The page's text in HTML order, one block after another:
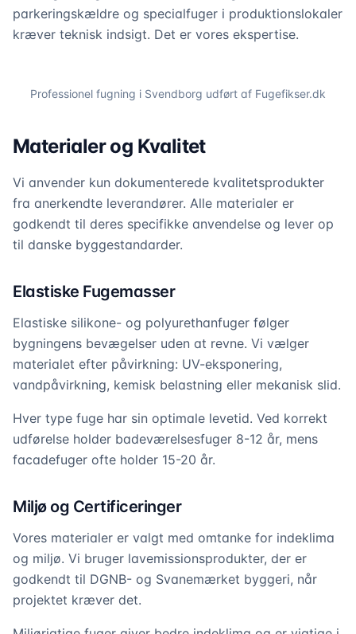
parkeringskældre og specialfuger i produktionslokaler
kræver teknisk indsigt. Det er vores ekspertise.
Professionel fugning i Svendborg udført af Fugefikser.dk
Materialer og Kvalitet
Vi anvender kun dokumenterede kvalitetsprodukter
fra anerkendte leverandører. Alle materialer er
godkendt til deres specifikke anvendelse og lever op
til danske byggestandarder.
Elastiske Fugemasser
Elastiske silikone- og polyurethanfuger følger
bygningens bevægelser uden at revne. Vi vælger
materialet efter påvirkning: UV-eksponering,
vandpåvirkning, kemisk belastning eller mekanisk slid.
Hver type fuge har sin optimale levetid. Ved korrekt
udførelse holder badeværelsesfuger 8-12 år, mens
facadefuger ofte holder 15-20 år.
Miljø og Certificeringer
Vores materialer er valgt med omtanke for indeklima
og miljø. Vi bruger lavemissionsprodukter, der er
godkendt til DGNB- og Svanemærket byggeri, når
projektet kræver det.